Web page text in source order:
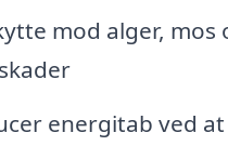
mod alger, mos
energitab ved